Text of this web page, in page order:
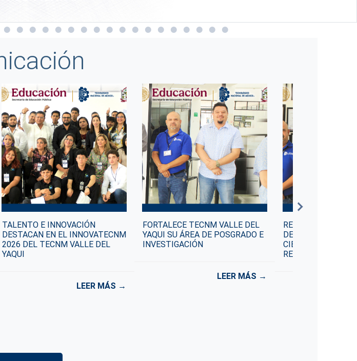
TALENTO E INNOVACIÓN
DESTACAN EN EL INNOVATECNM
2026 DEL TECNM VALLE DEL
YAQUI
LEER MÁS →
FORTALECE TECNM VALLE DEL
YAQUI SU ÁREA DE POSGRADO E
INVESTIGACIÓN
LEER MÁS →
RECONOCEN AL
DEL YAQUI POR SU
CIENTÍFICO EN EL
RESPONSABLE DE